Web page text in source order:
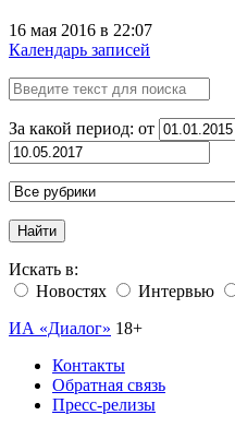
16 мая 2016 в 22:07
Календарь записей
За какой период: от
Найти
Искать в:
Новостях
Интервью
ИА «Диалог» 18+
Контакты
Обратная связь
Пресс-релизы